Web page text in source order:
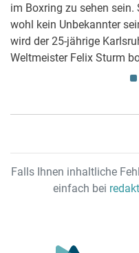
im Boxring zu sehen sein.
wohl kein Unbekannter
wird der 25-jährige
Weltmeister Felix Sturm
Falls Ihnen inhaltliche
einfach bei